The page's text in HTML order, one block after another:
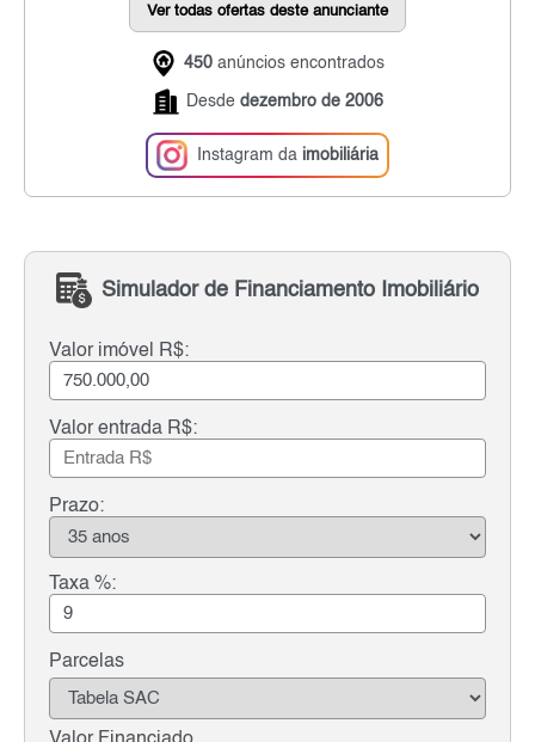
Ver todas ofertas deste anunciante
450 anúncios encontrados
Desde dezembro de 2006
Instagram da imobiliária
Simulador de Financiamento Imobiliário
Valor imóvel R$:
Valor entrada R$:
Prazo:
Taxa %:
Parcelas